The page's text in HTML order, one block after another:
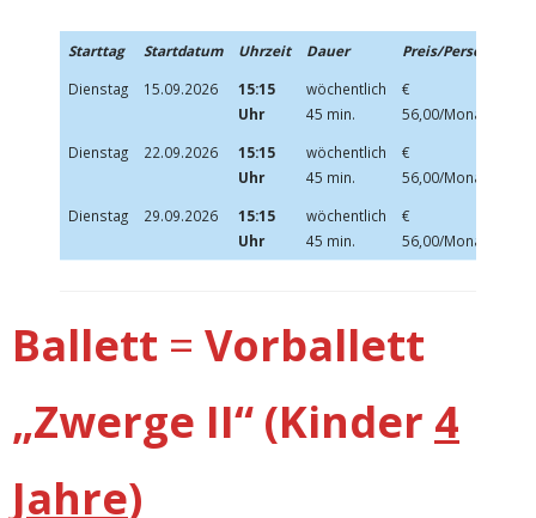
Starttag Startdatum Uhrzeit Dauer
Preis/Person
Dienstag
15.09.2026
15:15
Uhr
wöchentlich
45 min.
€
56,00/Monat
Dienstag 22.09.2026
15:15
Uhr
wöchentlich
45 min.
€
56,00/Monat
Dienstag 29.09.2026
15:15
Uhr
wöchentlich
45 min.
€
56,00/Monat
Ballett = Vorballett
„Zwerge II“ (Kinder 4
Jahre)